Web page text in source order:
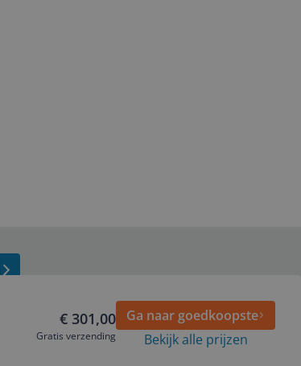
€ 301,00
Gratis verzending
Ga naar goedkoopste
Bekijk alle prijzen